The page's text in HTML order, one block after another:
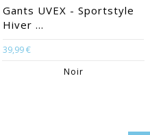
Gants UVEX - Sportstyle
Hiver ...
39,99 €
Noir